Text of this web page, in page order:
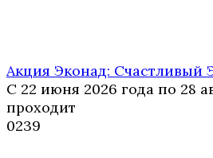
Акция Эконад: Счастливый
С 22 июня 2026 года по 28
проходит
0239